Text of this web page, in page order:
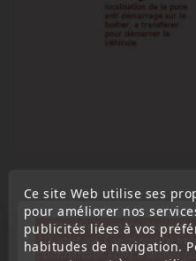
Vous Pourriez
Ce site Web utilise ses
pour améliorer nos
publicités liées à vos
habitudes de navigation.
« Attention, notre société
10 aout au 1 septembre
commandes sont traitées